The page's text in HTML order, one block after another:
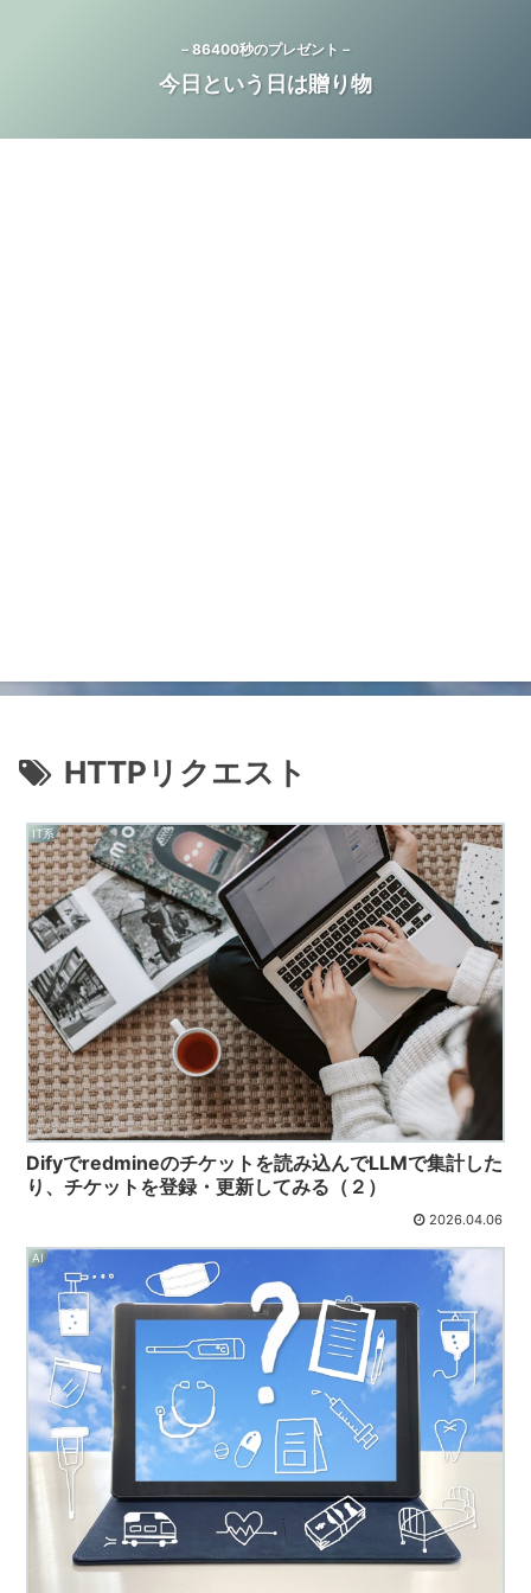
－86400秒のプレゼント－
今日という日は贈り物
HTTPリクエスト
IT系
Difyでredmineのチケットを読み込んでLLMで集計した
り、チケットを登録・更新してみる（２）
2026.04.06
AI